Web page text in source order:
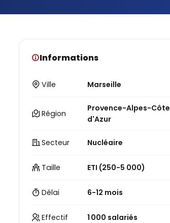
Informations
Ville Marseille
Région
Provence-Alpes-Côte
d'Azur
Secteur Nucléaire
Taille ETI (250-5 000)
Délai 6-12 mois
Effectif 1 000 salariés